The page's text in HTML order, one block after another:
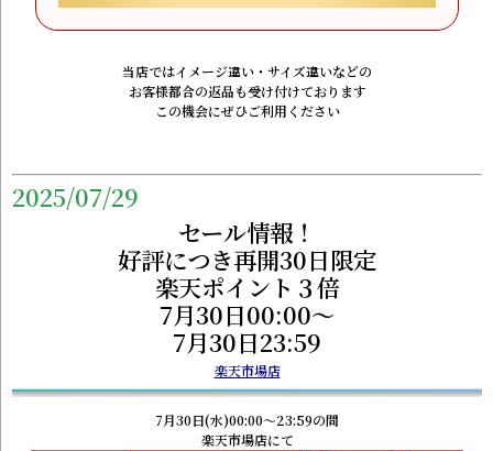
当店ではイメージ違い・サイズ違いなどの
お客様都合の返品も受け付けております
この機会にぜひご利用ください
2025/07/29
セール情報！
好評につき再開30日限定
楽天ポイント３倍
7月30日00:00～
7月30日23:59
楽天市場店
7月30日(水)00:00～23:59の間
楽天市場店にて